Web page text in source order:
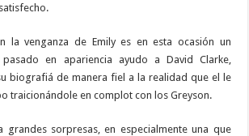
la venganza de Emily es en esta ocasión un
en apariencia ayudo a David Clarke,
biografiá de manera fiel a la realidad que el le
traicionándole en complot con los Greyson.
grandes sorpresas, en especialmente una que